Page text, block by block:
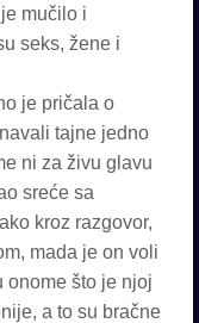
mučilo i
seks, žene i
je pričala o
tajne jedno
ni za živu glavu
sreće sa
kroz razgovor,
mada je on voli
onome što je njoj
a to su bračne